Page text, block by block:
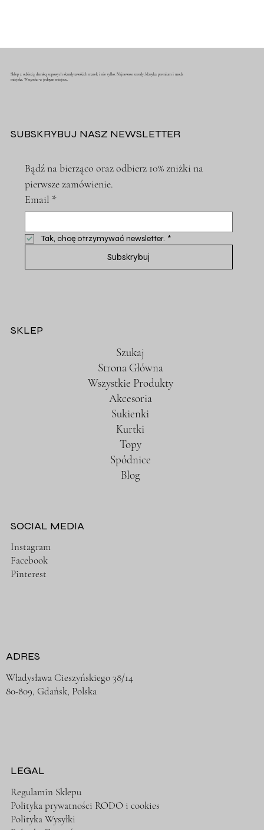
Sklep z odzieżą damską topowych skandynawskich marek i nie tylko. Najnowsze trendy, klasyka premium i moda
miejska. Wszystko w jednym miejscu.
SUBSKRYBUJ NASZ NEWSLETTER
Bądź na bierząco oraz odbierz 10% zniżki na
pierwsze zamówienie.
Email *
Tak, chcę otrzymywać newsletter. *
Subskrybuj
SKLEP
Szukaj
Strona Główna
Wszystkie Produkty
Akcesoria
Sukienki
Kurtki
Topy
Spódnice
Blog
LEGAL
Regulamin Sklepu
Polityka prywatności RODO i cookies
Polityka Wysyłki
ADRES
Władysława Cieszyńskiego 38/14
80-809, Gdańsk, Polska
SOCIAL MEDIA
Instagram
Facebook
Pinterest